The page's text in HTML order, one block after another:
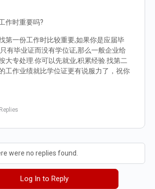
作时重要吗?
第一份工作时比较重要,如果你是应届毕
有毕业证而没有学位证,那么一般企业给
大专处理.你可以先就业,积累经验.找第二
工作业绩就比学位证更有说服力了，祝你
were no replies found.
Log In to Reply